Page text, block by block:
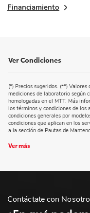
Financiamiento
Ver Condiciones
(*) Precios sugeridos. (**)
mediciones de laboratorio según
homologadas en el MTT. Más
los términos y condiciones de los
condiciones generales por
condiciones que aplican en los
a la sección de Pautas de
Ver más
Contáctate con